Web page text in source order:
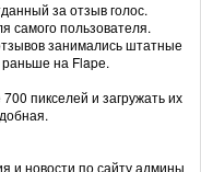
за отзыв голос.
самого пользователя.
занимались штатные
на Flapе.
пикселей и загружать их
и новости по сайту админы